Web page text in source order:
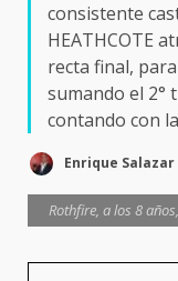
consistente
HEATHCOTE
recta final,
sumando el 2°
contando con
Enrique Salazar
Rothfire, a los 8